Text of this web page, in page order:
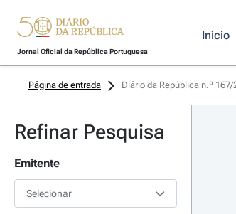
Jornal Oficial da República Portuguesa
Início
Página de entrada Diário da República n.º
Refinar Pesquisa
Emitente
Selecionar